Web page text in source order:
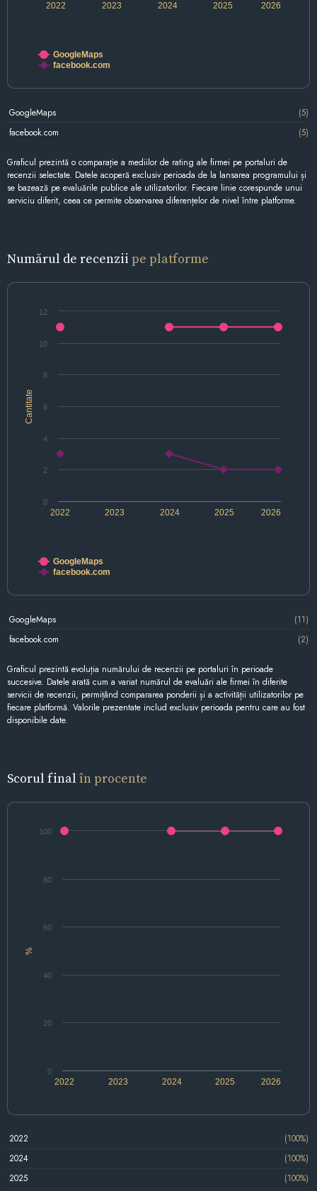
2022 2024 2026
2023 2025
GoogleMaps
facebook.com
GoogleMaps
(5)
facebook.com
(5)
Graficul prezintă o comparație a mediilor de rating ale firmei pe portaluri de
recenzii selectate. Datele acoperă exclusiv perioada de la lansarea programului și
se bazează pe evaluările publice ale utilizatorilor. Fiecare linie corespunde unui
serviciu diferit, ceea ce permite observarea diferențelor de nivel între platforme.
Numărul de recenzii pe platforme
Cantitate
2022 2024 2026
2023 2025
0
2
4
6
8
10
12
GoogleMaps
facebook.com
GoogleMaps
(11)
facebook.com
(2)
Graficul prezintă evoluția numărului de recenzii pe portaluri în perioade
succesive. Datele arată cum a variat numărul de evaluări ale firmei în diferite
servicii de recenzii, permițând compararea ponderii și a activității utilizatorilor pe
fiecare platformă. Valorile prezentate includ exclusiv perioada pentru care au fost
disponibile date.
Scorul final în procente
%
2022 2024 2026
2023 2025
0
20
40
60
80
100
2022
(100%)
2024
(100%)
2025
(100%)